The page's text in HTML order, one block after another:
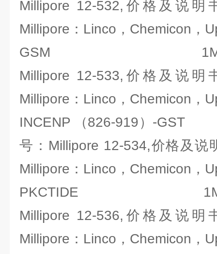
Millipore 12-532,价格及说
Millipore：Linco，Chemicon，
GSM 1MG,产品
Millipore 12-533,价格及说
Millipore：Linco，Chemicon，
INCENP （826-919）-GST
号：Millipore 12-534,价格及说
Millipore：Linco，Chemicon，
PKCTIDE 1MG,产
Millipore 12-536,价格及说
Millipore：Linco，Chemicon，